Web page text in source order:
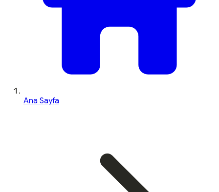
Ana Sayfa